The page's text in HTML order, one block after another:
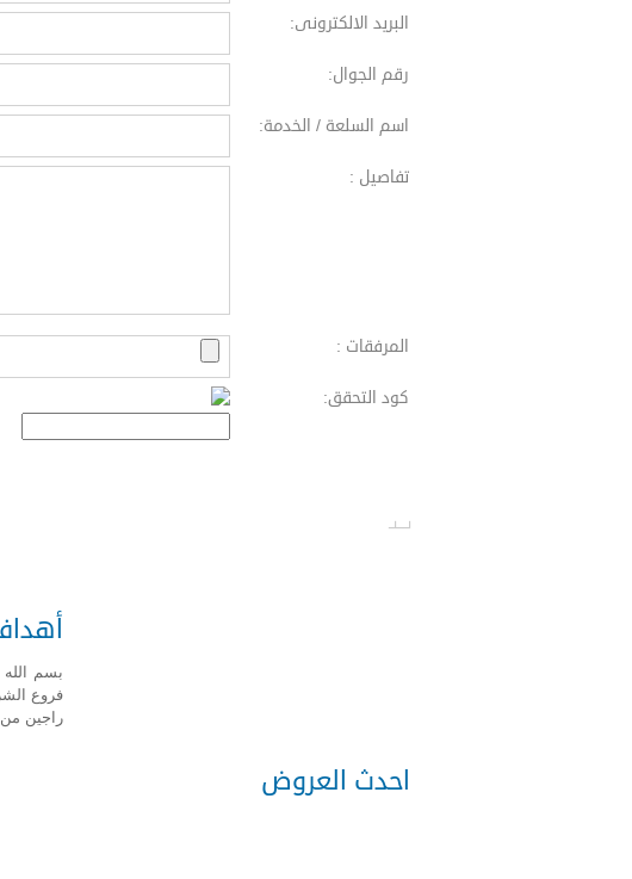
البريد الالكترونى:
رقم الجوال:
اسم السلعة / الخدمة:
تفاصيل :
المرفقات :
كود التحقق:
بسم
فروع
راجين من
احدث العروض